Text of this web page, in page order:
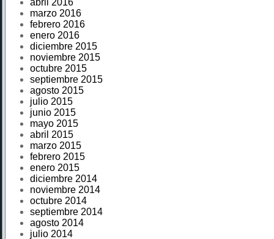
abril 2016
marzo 2016
febrero 2016
enero 2016
diciembre 2015
noviembre 2015
octubre 2015
septiembre 2015
agosto 2015
julio 2015
junio 2015
mayo 2015
abril 2015
marzo 2015
febrero 2015
enero 2015
diciembre 2014
noviembre 2014
octubre 2014
septiembre 2014
agosto 2014
julio 2014